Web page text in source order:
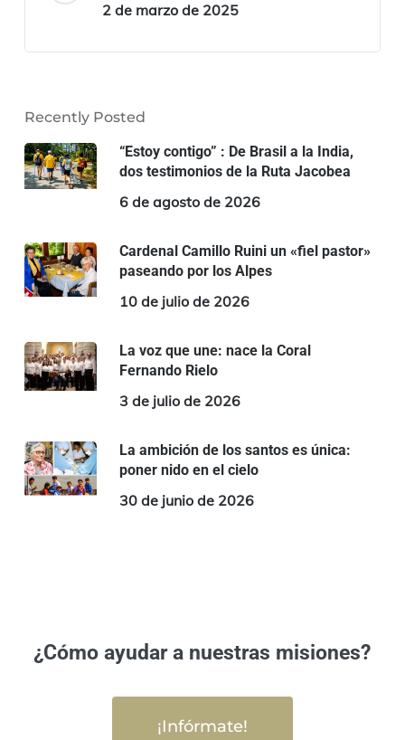
2 de marzo de 2025
Recently Posted
“Estoy contigo” : De Brasil a la India,
dos testimonios de la Ruta Jacobea
6 de agosto de 2026
Cardenal Camillo Ruini un «fiel pastor»
paseando por los Alpes
10 de julio de 2026
La voz que une: nace la Coral
Fernando Rielo
3 de julio de 2026
La ambición de los santos es única:
poner nido en el cielo
30 de junio de 2026
¿Cómo ayudar a nuestras misiones?
¡Infórmate!